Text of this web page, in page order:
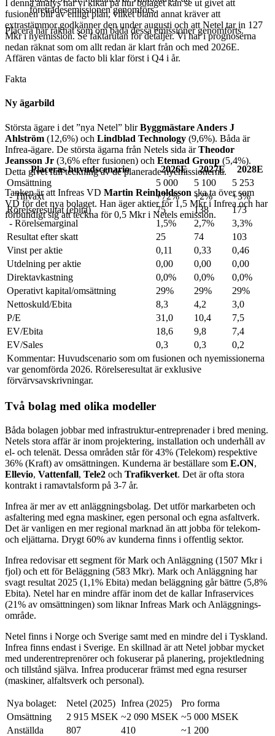
företrädesemissionen genomförs.
Placera har räknat som om båda dessa emissioner genomförts.
I denna analys har vi kikar på hur bolaget kan se ut givet att
fusionen blir av enligt plan, vilket bland annat kräver att
extrastämmor godkänner den under augusti och att Netel tar in 127
Mkr i nyemission. Se faktarutan för detaljer. Vi har i prognoserna
nedan räknat som om allt redan är klart från och med 2026E.
Affären väntas de facto bli klar först i Q4 i år.
Fakta
Ny ägarbild
Största ägare i det ”nya Netel” blirByggmästare Anders J
Ahlström (12,6%) och Lindblad Technology (9,6%). Båda är
Infrea-ägare. De största ägarna från Netels sida ärTheodor
Jeansson Jr (3,6% efter fusionen) och Etemad Group (5,4%).
Detta givet full teckning av de planerade nyemissionerna.
Tanken är att Infreas VD Martin Reinholdsson ska ta över som
VD för det nya bolaget. Han äger aktier för 1,5 Mkr i Infrea och har
förbundigt sig att teckna för 0,5 Mkr i Netels emission.
Placeras huvudscenario 2026E 2027E
2028E
Omsättning
5 000 5 100
5 253
- Tillväxt
+72% +2%
+3%
Rörelseresultat (ebita)
75 138
173
- Rörelsemarginal
1,5% 2,7%
3,3%
Resultat efter skatt
25 74
103
Vinst per aktie
0,11 0,33
0,46
Utdelning per aktie
0,00 0,00
0,00
Direktavkastning
0,0% 0,0%
0,0%
Operativt kapital/omsättning
29% 29%
29%
Nettoskuld/Ebita
8,3 4,2
3,0
P/E
31,0 10,4
7,5
EV/Ebita
18,6 9,8
7,4
EV/Sales
0,3 0,3
0,2
Kommentar: Huvudscenario som om fusionen och nyemissionerna
var genomförda 2026. Rörelseresultat är exklusive
förvärvsavskrivningar.
Två bolag med olika modeller
Båda bolagen jobbar med infrastruktur-entreprenader i bred mening.
Netels stora affär är inom projektering, installation och underhåll av
el- och telenät. Dessa områden står för 43% (Telekom) respektive
36% (Kraft) av omsättningen. Kunderna är beställare som E.ON,
Ellevio, Vattenfall, Tele2 och Trafikverket. Det är ofta stora
kontrakt i ramavtalsform på 3-7 år.
Infrea är mer av ett anläggningsbolag. Det utför markarbeten och
asfaltering med egna maskiner, egen personal och egna asfaltverk.
Det är vanligen en mer regional marknad än att jobba för telekom-
och eljättarna. Drygt 60% av kunderna finns i offentlig sektor.
Infrea redovisar ett segment för Mark och Anläggning (1507 Mkr i
fjol) och ett för Beläggning (583 Mkr). Mark och Anläggning har
svagt resultat 2025 (1,1% Ebita) medan beläggning går bättre (5,8%
Ebita). Netel har en mindre affär inom det de kallar Infraservices
(21% av omsättningen) som liknar Infreas Mark och Anläggnings-
område.
Netel finns i Norge och Sverige samt med en mindre del i Tyskland.
Infrea finns endast i Sverige. En skillnad är att Netel jobbar mycket
med underentreprenörer och fokuserar på planering, projektledning
och tillstånd själva. Infrea producerar främst med egna resurser
(maskiner, alfaltsverk och personal).
Nya bolaget: Netel (2025) Infrea (2025)
Pro forma
Omsättning
2 915 MSEK ~2 090 MSEK ~5 000 MSEK
Anställda
807 410
~1 200